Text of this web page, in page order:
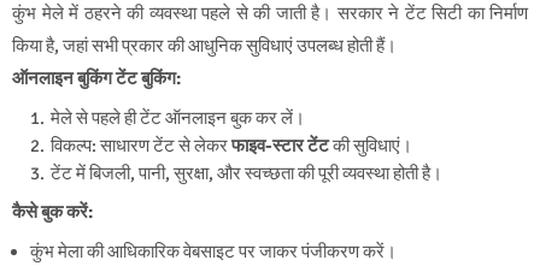
कुंभ मेले में ठहरने की व्यवस्था पहले से की जाती है। सरकार ने टेंट सिटी का निर्माण
किया है, जहां सभी प्रकार की आधुनिक सुविधाएं उपलब्ध होती हैं।
ऑनलाइन बुकिंगटेंट बुकिंग:
मेले से पहले ही टेंट ऑनलाइन बुक कर लें।
विकल्प: साधारण टेंट से लेकरफाइव-स्टार टेंटकी सुविधाएं।
टेंट में बिजली, पानी, सुरक्षा, और स्वच्छता की पूरी व्यवस्था होती है।
कैसे बुक करें:
कुंभ मेला की आधिकारिक वेबसाइट पर जाकर पंजीकरण करें।